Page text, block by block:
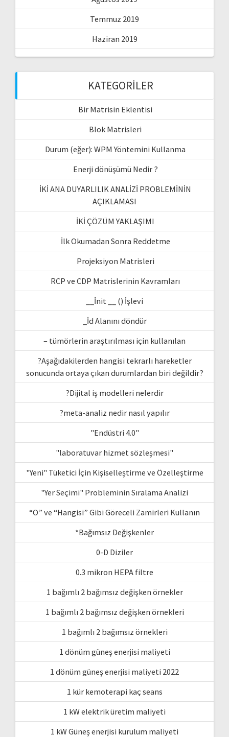
Temmuz 2019
Haziran 2019
KATEGORILER
Bir Matrisin Eklentisi
Blok Matrisleri
Durum (eğer): WPM Yöntemini Kullanma
Enerji dönüşümü Nedir ?
İKİ ANA DUYARLILIK ANALİZİ PROBLEMİNİN
AÇIKLAMASI
İKİ ÇÖZÜM YAKLAŞIMI
İlk Okumadan Sonra Reddetme
Projeksiyon Matrisleri
RCP ve CDP Matrislerinin Kavramları
__İnit __ () İşlevi
_İd Alanını döndür
– tümörlerin araştırılması için kullanılan
?Aşağıdakilerden hangisi tekrarlı hareketler
sonucunda ortaya çıkan durumlardan biri değildir?
?Dijital iş modelleri nelerdir
?meta-analiz nedir nasıl yapılır
"Endüstri 4.0"
"laboratuvar hizmet sözleşmesi"
"Yeni" Tüketici İçin Kişiselleştirme ve Özelleştirme
"Yer Seçimi" Probleminin Sıralama Analizi
“O” ve “Hangisi” Gibi Göreceli Zamirleri Kullanın
*Bağımsız Değişkenler
0-D Diziler
0.3 mikron HEPA filtre
1 bağımlı 2 bağımsız değişken örnekler
1 bağımlı 2 bağımsız değişken örnekleri
1 bağımlı 2 bağımsız örnekleri
1 dönüm güneş enerjisi maliyeti
1 dönüm güneş enerjisi maliyeti 2022
1 kür kemoterapi kaç seans
1 kW elektrik üretim maliyeti
1 kW Güneş enerjisi kurulum maliyeti